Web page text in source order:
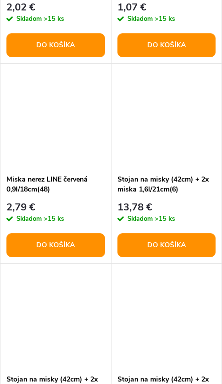
2,02 €
Skladom >15 ks
DO KOŠÍKA
1,07 €
Skladom >15 ks
DO KOŠÍKA
Miska nerez LINE červená
0,9l/18cm(48)
2,79 €
Skladom >15 ks
DO KOŠÍKA
Stojan na misky (42cm) + 2x
miska 1,6l/21cm(6)
13,78 €
Skladom >15 ks
DO KOŠÍKA
Stojan na misky (42cm) + 2x Stojan na misky (42cm) + 2x